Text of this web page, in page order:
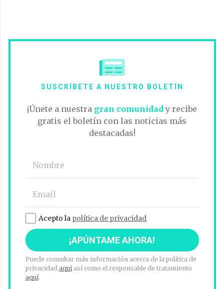
SUSCRÍBETE A NUESTRO BOLETÍN
¡Únete a nuestra gran comunidad y recibe
gratis el boletín con las noticias más
destacadas!
Acepto la política de privacidad
Puede consultar más información acerca de la política de
privacidad aquíasí como el responsable de tratamiento
aquí.